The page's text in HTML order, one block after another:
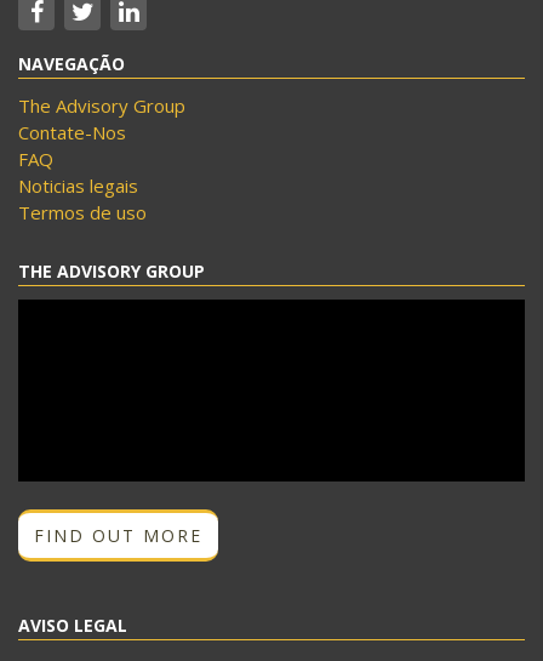
NAVEGAÇÃO
The Advisory Group
Contate-Nos
FAQ
Noticias legais
Termos de uso
THE ADVISORY GROUP
FIND OUT MORE
AVISO LEGAL